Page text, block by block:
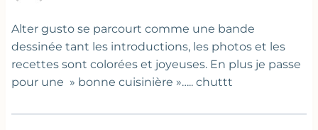
Alter gusto se parcourt comme une bande
dessinée tant les introductions, les photos et les
recettes sont colorées et joyeuses. En plus je passe
pour une » bonne cuisinière »….. chuttt